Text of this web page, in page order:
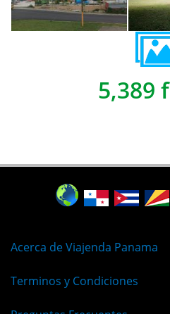
5,389
Acerca de Viajenda Panama
Terminos y Condiciones